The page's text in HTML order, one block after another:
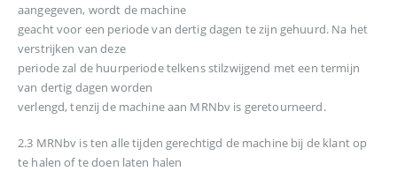
aangegeven, wordt de machine
geacht voor een periode van dertig dagen te zijn gehuurd. Na het
verstrijken van deze
periode zal de huurperiode telkens stilzwijgend met een termijn
van dertig dagen worden
verlengd, tenzij de machine aan MRNbv is geretourneerd.
2.3 MRNbv is ten alle tijden gerechtigd de machine bij de klant op
te halen of te doen laten halen